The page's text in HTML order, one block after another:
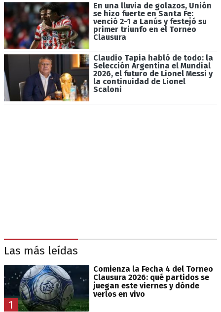
En una lluvia de golazos, Unión
se hizo fuerte en Santa Fe:
venció 2-1 a Lanús y festejó su
primer triunfo en el Torneo
Clausura
Claudio Tapia habló de todo: la
Selección Argentina el Mundial
2026, el futuro de Lionel Messi y
la continuidad de Lionel
Scaloni
Las más leídas
1
Comienza la Fecha 4 del Torneo
Clausura 2026: qué partidos se
juegan este viernes y dónde
verlos en vivo